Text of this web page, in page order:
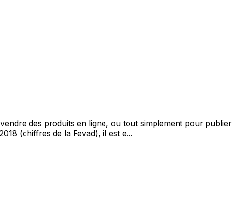
des produits en ligne, ou tout simplement pour publier
(chiffres de la Fevad), il est e...